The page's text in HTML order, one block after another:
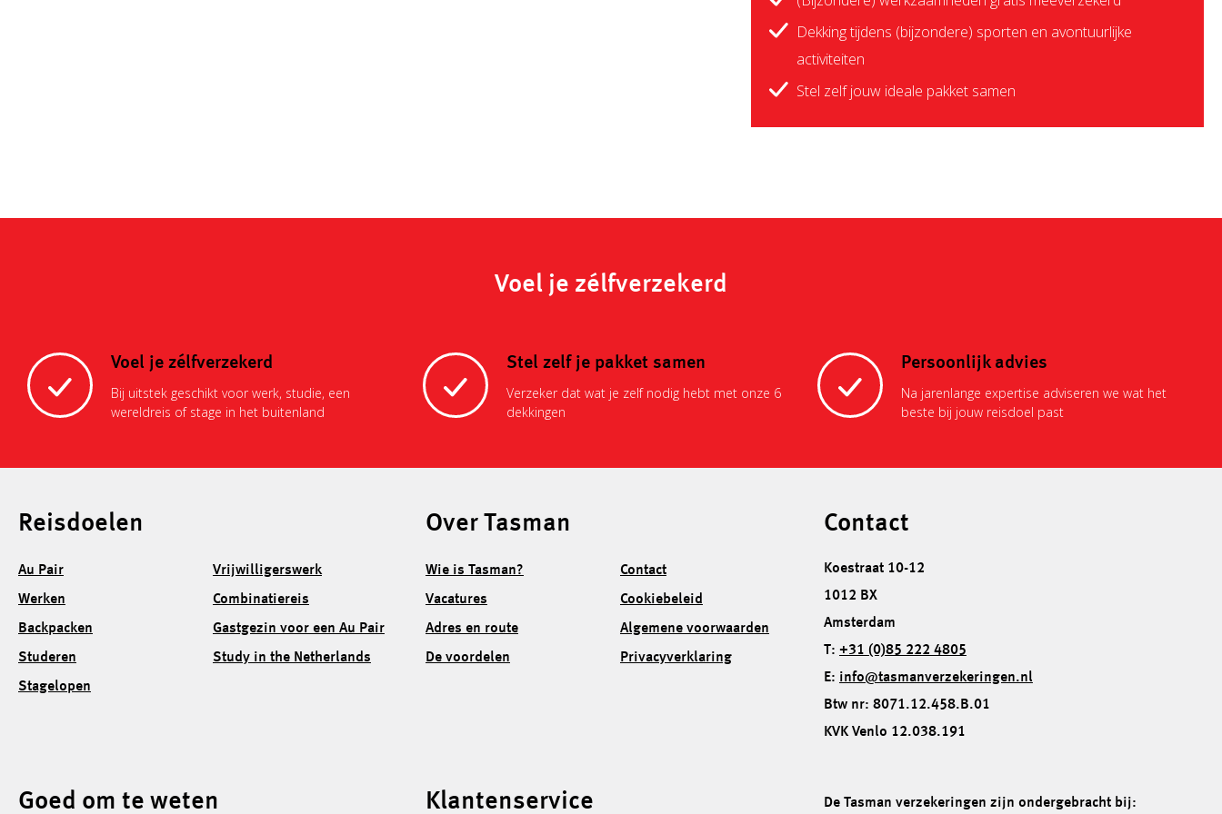
Dekking tijdens (bijzondere) sporten en avontuurlijke
activiteiten
Stel zelf jouw ideale pakket samen
Voel je zélfverzekerd
Voel je zélfverzekerd
Bij uitstek geschikt voor werk, studie, een
wereldreis of stage in het buitenland
Stel zelf je pakket samen
Verzeker dat wat je zelf nodig hebt met onze 6
dekkingen
Persoonlijk advies
Na jarenlange expertise adviseren we wat het
beste bij jouw reisdoel past
Reisdoelen
Au Pair
Werken
Backpacken
Studeren
Stagelopen
Vrijwilligerswerk
Combinatiereis
Gastgezin voor een Au Pair
Study in the Netherlands
Over Tasman
Wie is Tasman?
Vacatures
Adres en route
De voordelen
Contact
Cookiebeleid
Algemene voorwaarden
Privacyverklaring
Contact
Koestraat 10-12
1012 BX
Amsterdam
T: +31 (0)85 222 4805
E: info@tasmanverzekeringen.nl
Btw nr: 8071.12.458.B.01
KVK Venlo 12.038.191
Goed om te weten Klantenservice De Tasman verzekeringen zijn ondergebracht bij: